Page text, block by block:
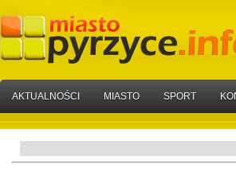
AKTUALNOŚCI MIASTO SPORT